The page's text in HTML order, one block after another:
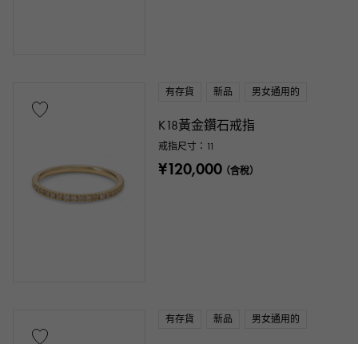
有存貨 新品 男女通用的
K18黃金鑽石戒指
戒指尺寸：11
¥120,000（含稅）
有存貨 新品 男女通用的